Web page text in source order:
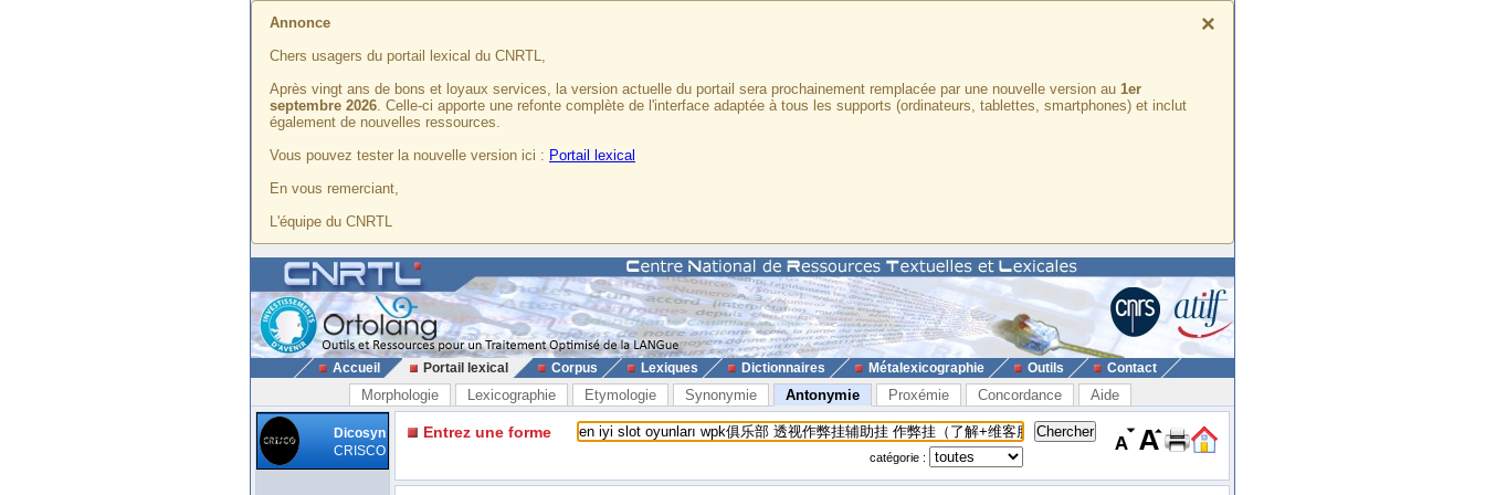
×
Annonce
Chers usagers du portail lexical du CNRTL,
Après vingt ans de bons et loyaux services, la version actuelle du portail sera prochainement remplacée par une nouvelle version au 1er
septembre 2026. Celle-ci apporte une refonte complète de l'interface adaptée à tous les supports (ordinateurs, tablettes, smartphones) et inclut
également de nouvelles ressources.
Vous pouvez tester la nouvelle version ici : Portail lexical
En vous remerciant,
L'équipe du CNRTL
Accueil Portail lexical Corpus Lexiques Dictionnaires Métalexicographie Outils Contact
Morphologie Lexicographie Etymologie Synonymie Antonymie Proxémie Concordance Aide
Dicosyn
CRISCO
Entrez une forme
catégorie :